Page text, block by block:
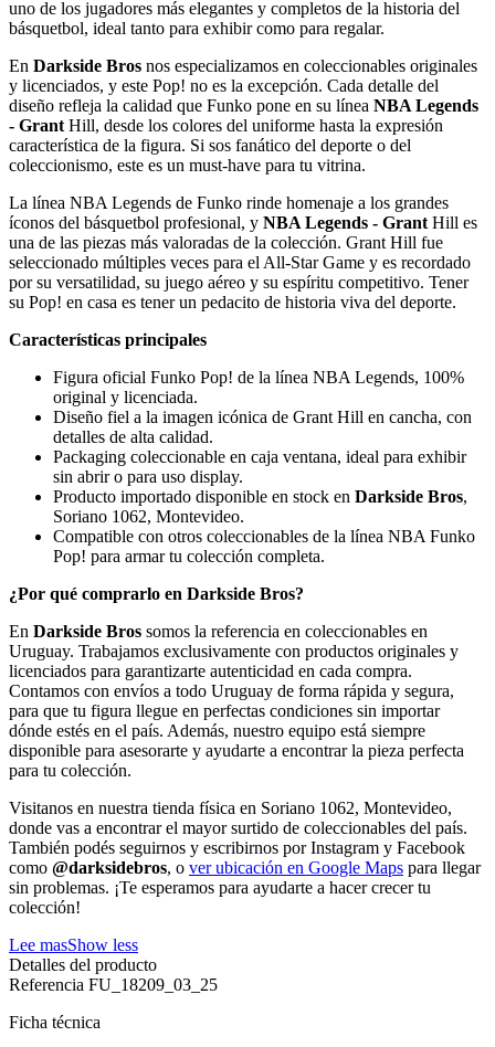
uno de los jugadores más elegantes y completos de la historia del
básquetbol, ideal tanto para exhibir como para regalar.
En Darkside Bros nos especializamos en coleccionables originales
y licenciados, y este Pop! no es la excepción. Cada detalle del
diseño refleja la calidad que Funko pone en su línea NBA Legends
- Grant Hill, desde los colores del uniforme hasta la expresión
característica de la figura. Si sos fanático del deporte o del
coleccionismo, este es un must-have para tu vitrina.
La línea NBA Legends de Funko rinde homenaje a los grandes
íconos del básquetbol profesional, y NBA Legends - Grant Hill es
una de las piezas más valoradas de la colección. Grant Hill fue
seleccionado múltiples veces para el All-Star Game y es recordado
por su versatilidad, su juego aéreo y su espíritu competitivo. Tener
su Pop! en casa es tener un pedacito de historia viva del deporte.
Características principales
Figura oficial Funko Pop! de la línea NBA Legends, 100%
original y licenciada.
Diseño fiel a la imagen icónica de Grant Hill en cancha, con
detalles de alta calidad.
Packaging coleccionable en caja ventana, ideal para exhibir
sin abrir o para uso display.
Producto importado disponible en stock en Darkside Bros,
Soriano 1062, Montevideo.
Compatible con otros coleccionables de la línea NBA Funko
Pop! para armar tu colección completa.
¿Por qué comprarlo en Darkside Bros?
En Darkside Bros somos la referencia en coleccionables en
Uruguay. Trabajamos exclusivamente con productos originales y
licenciados para garantizarte autenticidad en cada compra.
Contamos con envíos a todo Uruguay de forma rápida y segura,
para que tu figura llegue en perfectas condiciones sin importar
dónde estés en el país. Además, nuestro equipo está siempre
disponible para asesorarte y ayudarte a encontrar la pieza perfecta
para tu colección.
Visitanos en nuestra tienda física en Soriano 1062, Montevideo,
donde vas a encontrar el mayor surtido de coleccionables del país.
También podés seguirnos y escribirnos por Instagram y Facebook
como @darksidebros, o ver ubicación en Google Maps para llegar
sin problemas. ¡Te esperamos para ayudarte a hacer crecer tu
colección!
Lee masShow less
Detalles del producto
Referencia FU_18209_03_25
Ficha técnica